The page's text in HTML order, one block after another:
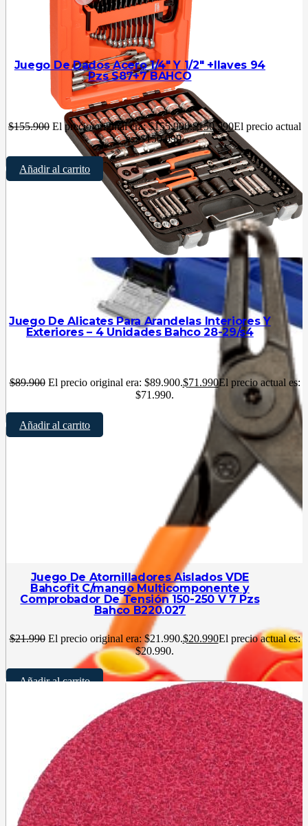
Juego De Dados Acero 1/4″ Y 1/2″ +llaves 94
Pzs S87+7 BAHCO
$155.900 El precio original era: $155.900.$150.990El precio actual
es: $150.990.
Añadir al carrito
Juego De Alicates Para Arandelas Interiores Y
Exteriores – 4 Unidades Bahco 28-29/s4
$89.900 El precio original era: $89.900.$71.990El precio actual es:
$71.990.
Añadir al carrito
Juego De Atornilladores Aislados VDE
Bahcofit C/mango Multicomponente y
Comprobador De Tensión 150-250 V 7 Pzs
Bahco B220.027
$21.990 El precio original era: $21.990.$20.990El precio actual es:
$20.990.
Añadir al carrito